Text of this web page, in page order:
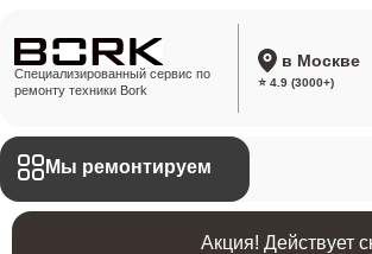
Специализированный сервис по
ремонту техники Bork
в Москве
⭐ 4.9 (3000+)
Мы ремонтируем
Акция! Действует